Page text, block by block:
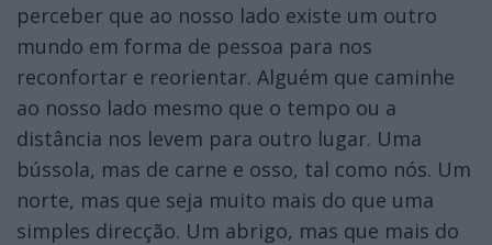
perceber que ao nosso lado existe um outro
mundo em forma de pessoa para nos
reconfortar e reorientar. Alguém que caminhe
ao nosso lado mesmo que o tempo ou a
distância nos levem para outro lugar. Uma
bússola, mas de carne e osso, tal como nós. Um
norte, mas que seja muito mais do que uma
simples direcção. Um abrigo, mas que mais do